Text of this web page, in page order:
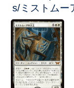
s/ミストムー